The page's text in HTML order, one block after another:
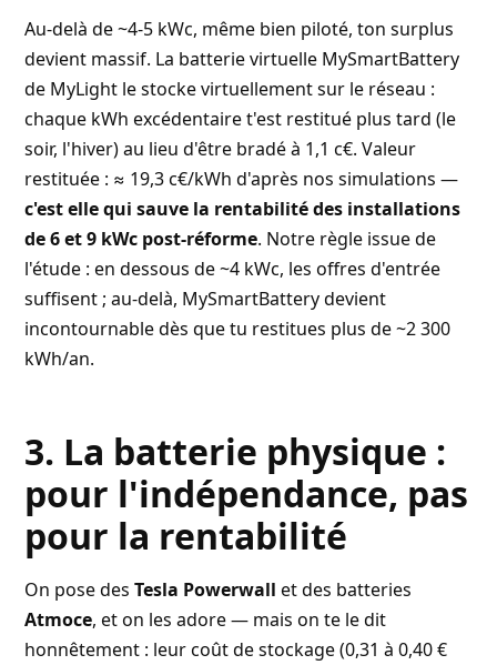
Au-delà de ~4-5 kWc, même bien piloté, ton surplus
devient massif. La batterie virtuelle MySmartBattery
de MyLight le stocke virtuellement sur le réseau :
chaque kWh excédentaire t'est restitué plus tard (le
soir, l'hiver) au lieu d'être bradé à 1,1 c€. Valeur
restituée : ≈ 19,3 c€/kWh d'après nos simulations —
c'est elle qui sauve la rentabilité des installations
de 6 et 9 kWc post-réforme. Notre règle issue de
l'étude : en dessous de ~4 kWc, les offres d'entrée
suffisent ; au-delà, MySmartBattery devient
incontournable dès que tu restitues plus de ~2 300
kWh/an.
3. La batterie physique :
pour l'indépendance, pas
pour la rentabilité
On pose desTesla Powerwall et des batteries
Atmoce, et on les adore — mais on te le dit
honnêtement : leur coût de stockage (0,31 à 0,40 €